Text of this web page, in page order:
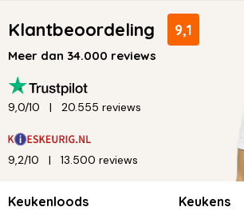
Klantbeoordeling 9,1
Meer dan 34.000 reviews
9,0/10 20.555 reviews
9,2/10 13.500 reviews
Keukenloods Keukens